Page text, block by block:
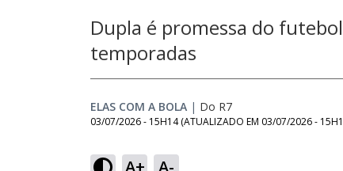
Dupla é promessa do
temporadas
ELAS COM A BOLA | Do R7
03/07/2026 - 15H14 (ATUALIZADO EM 03/07/2026 -
A+ A-